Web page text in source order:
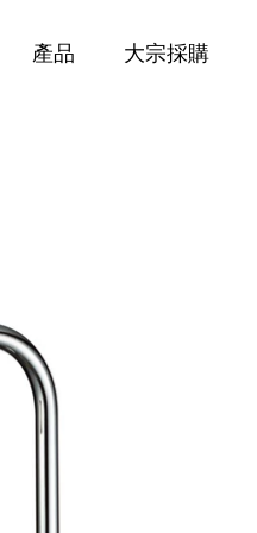
產品 大宗採購